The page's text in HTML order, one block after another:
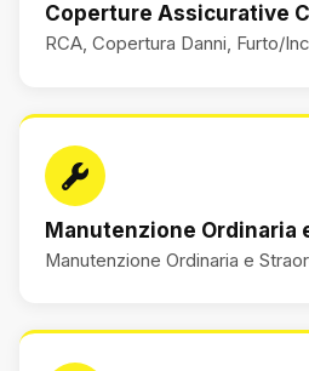
Coperture Assicurative
RCA, Copertura Danni, Furto/
Manutenzione Ordinaria
Manutenzione Ordinaria e